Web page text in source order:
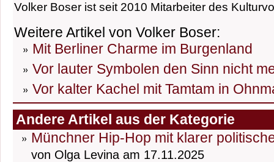
Volker Boser ist seit 2010 Mitarbeiter des
Weitere Artikel von Volker Boser:
Mit Berliner Charme im Burgenland
Vor lauter Symbolen den Sinn nicht
Vor kalter Kachel mit Tamtam in
Andere Artikel aus der Kategorie
Münchner Hip-Hop mit klarer
von Olga Levina am 17.11.2025